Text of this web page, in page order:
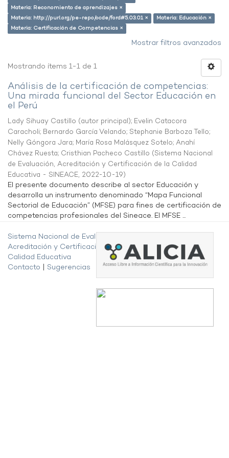
Materia: Reconomiento de aprendizajes ×
Materia: http://purl.org/pe-repo/ocde/ford#5.03.01 ×
Materia: Educación ×
Materia: Certificación de Competencias ×
Mostrar filtros avanzados
Mostrando ítems 1-1 de 1
Análisis de la certificación de competencias:
Una mirada funcional del Sector Educación en
el Perú
Lady Sihuay Castillo (autor principal); Evelin Catacora
Caracholi; Bernardo García Velando; Stephanie Barboza Tello;
Nelly Góngora Jara; María Rosa Malásquez Sotelo; Anahí
Chávez Ruesta; Cristhian Pacheco Castillo (Sistema Nacional
de Evaluación, Acreditación y Certificación de la Calidad
Educativa - SINEACE, 2022-10-19)
El presente documento describe al sector Educación y
desarrolla un instrumento denominado “Mapa Funcional
Sectorial de Educación” (MFSE) para fines de certificación de
competencias profesionales del Sineace. El MFSE ...
Sistema Nacional de Evaluación,
Acreditación y Certificación de la
Calidad Educativa
Contacto
Sugerencias